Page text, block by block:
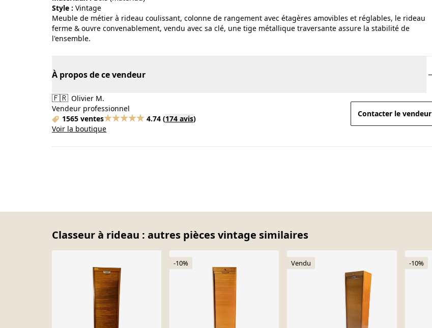
Style :
vintage
Meuble de métier à rideau coulissant, colonne de rangement avec étagères amovibles et réglables, le rideau
ferme & ouvre convenablement, vendu avec sa clé, une tige métallique traversante assure la stabilité de
l'ensemble.
À propos de ce vendeur
🇫🇷 Olivier M.
Vendeur professionnel
1565 ventes
4.74 (174 avis)
Voir la boutique
Contacter le vendeur
Classeur à rideau : autres pièces vintage similaires
-10% Vendu -10%